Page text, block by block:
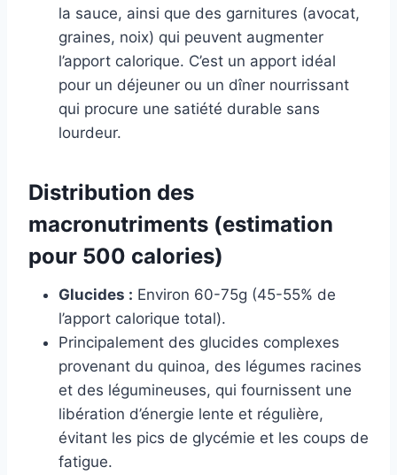
la sauce, ainsi que des garnitures (avocat,
graines, noix) qui peuvent augmenter
l’apport calorique. C’est un apport idéal
pour un déjeuner ou un dîner nourrissant
qui procure une satiété durable sans
lourdeur.
Distribution des
macronutriments (estimation
pour 500 calories)
Glucides : Environ 60-75g (45-55% de
l’apport calorique total).
Principalement des glucides complexes
provenant du quinoa, des légumes racines
et des légumineuses, qui fournissent une
libération d’énergie lente et régulière,
évitant les pics de glycémie et les coups de
fatigue.